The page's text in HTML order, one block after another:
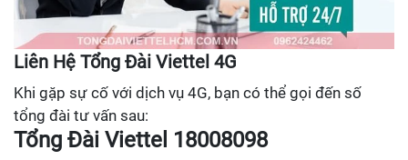
Liên Hệ Tổng Đài Viettel 4G
Khi gặp sự cố với dịch vụ 4G, bạn có thể gọi đến số
tổng đài tư vấn sau:
Tổng Đài Viettel 18008098